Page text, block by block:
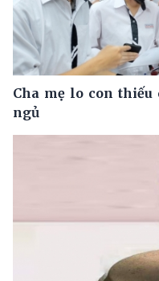
Cha mẹ lo con
ngủ